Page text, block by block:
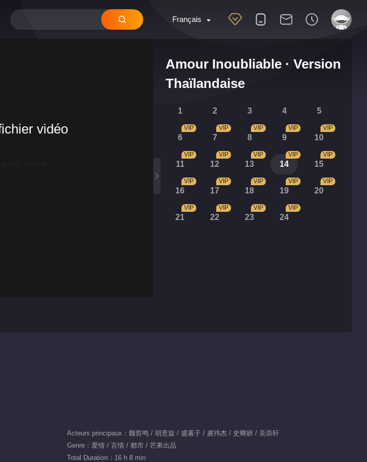
Français
Amour Inoubliable · Version
Thaïlandaise
1 2 3 4 5
6
VIP
7
VIP
8
VIP
9
VIP
10
VIP
11
VIP
12
VIP
13
VIP
14
VIP
15
VIP
16
VIP
17
VIP
18
VIP
19
VIP
20
VIP
21
VIP
22
VIP
23
VIP
24
VIP
vidéo
Acteurs principaux：魏哲鸣 / 胡意旋 / 盛蕙子 / 虞祎杰 / 史卿妍 / 吴崇轩
Genre：爱情 / 言情 / 都市 / 芒果出品
Total Duration：16 h 8 min